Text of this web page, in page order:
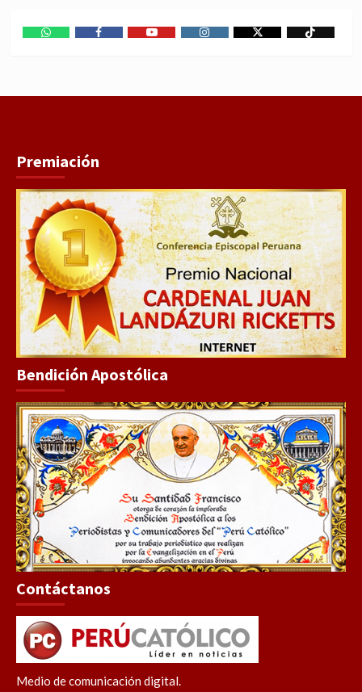
Premiación
Bendición Apostólica
Contáctanos
Medio de comunicación digital.